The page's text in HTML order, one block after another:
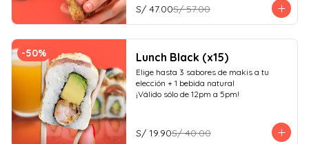
S/ 47.00S/ 57.00
-50% Lunch Black (x15)
Elige hasta 3 sabores de makis a tu
elección + 1 bebida natural
¡Válido sólo de 12pm a 5pm!
S/ 19.90S/ 40.00